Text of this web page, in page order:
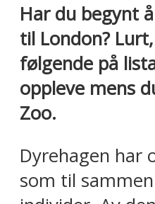
Har du begynt
til London?
følgende på
oppleve mens
Zoo.
Dyrehagen har
som til